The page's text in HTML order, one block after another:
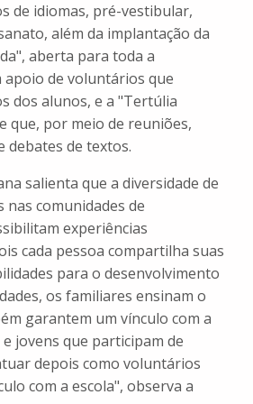
de idiomas, pré-vestibular,
além da implantação da
aberta para toda a
apoio de voluntários que
dos alunos, e a "Tertúlia
que, por meio de reuniões,
debates de textos.
salienta que a diversidade de
nas comunidades de
experiências
cada pessoa compartilha suas
para o desenvolvimento
os familiares ensinam o
garantem um vínculo com a
e jovens que participam de
depois como voluntários
com a escola", observa a